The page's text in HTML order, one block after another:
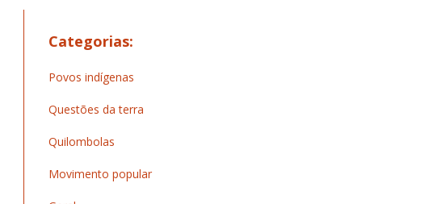
Categorias:
Povos indígenas
Questões da terra
Quilombolas
Movimento popular